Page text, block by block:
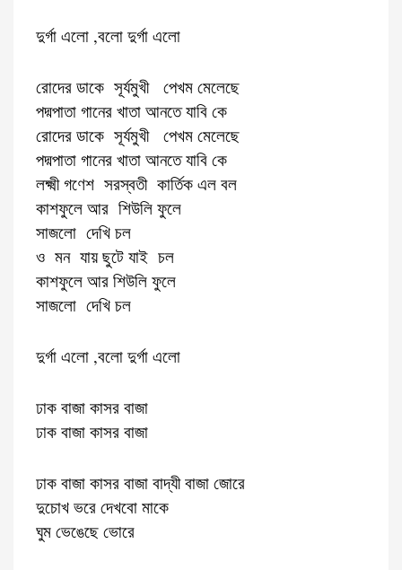
দুর্গা এলো ,বলো দুর্গা এলো
রোদের ডাকে সূর্যমুখী পেখম মেলেছে
পদ্মপাতা গানের খাতা আনতে যাবি কে
রোদের ডাকে সূর্যমুখী পেখম মেলেছে
পদ্মপাতা গানের খাতা আনতে যাবি কে
লক্ষ্মী গণেশ সরস্বতী কার্তিক এল বল
কাশফুলে আর শিউলি ফুলে
সাজলো দেখি চল
ও মন যায় ছুটে যাই চল
কাশফুলে আর শিউলি ফুলে
সাজলো দেখি চল
দুর্গা এলো ,বলো দুর্গা এলো
ঢাক বাজা কাসর বাজা
ঢাক বাজা কাসর বাজা
ঢাক বাজা কাসর বাজা বাদ্যী বাজা জোরে
দুচোখ ভরে দেখবো মাকে
ঘুম ভেঙেছে ভোরে